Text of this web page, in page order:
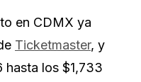
en CDMX ya
Ticketmaster, y
hasta los $1,733